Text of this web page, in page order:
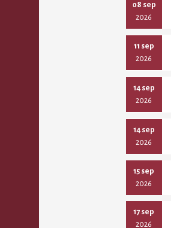
08 sep
2026
11 sep
2026
14 sep
2026
14 sep
2026
15 sep
2026
17 sep
2026